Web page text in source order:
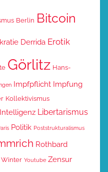
Berlin Bitcoin
Derrida Erotik
Görlitz Hans-
Impfpflicht Impfung
Kollektivismus
Libertarismus
Politik Poststrukturalismus
Rothbard
Winter Youtube Zensur